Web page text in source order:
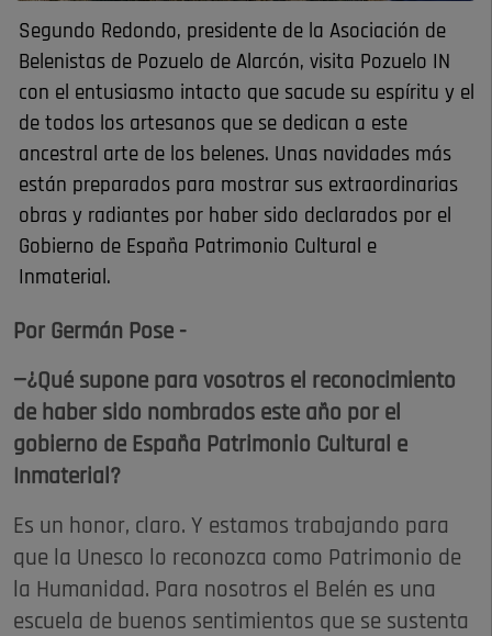
Segundo Redondo, presidente de la Asociación de
Belenistas de Pozuelo de Alarcón, visita Pozuelo IN
con el entusiasmo intacto que sacude su espíritu y el
de todos los artesanos que se dedican a este
ancestral arte de los belenes. Unas navidades más
están preparados para mostrar sus extraordinarias
obras y radiantes por haber sido declarados por el
Gobierno de España Patrimonio Cultural e
Inmaterial.
Por Germán Pose -
—¿Qué supone para vosotros el reconocimiento
de haber sido nombrados este año por el
gobierno de España Patrimonio Cultural e
Inmaterial?
Es un honor, claro. Y estamos trabajando para
que la Unesco lo reconozca como Patrimonio de
la Humanidad. Para nosotros el Belén es una
escuela de buenos sentimientos que se sustenta